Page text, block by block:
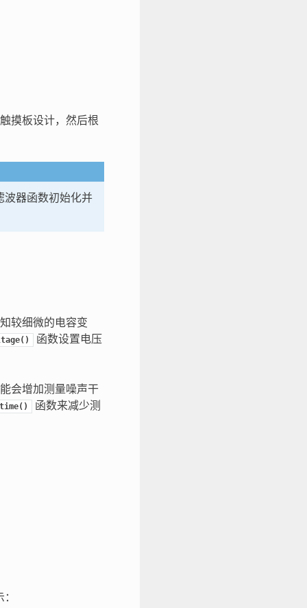
摸板设计，然后根
波器函数初始化并
较细微的电容变
函数设置电压
会增加测量噪声干
函数来减少测